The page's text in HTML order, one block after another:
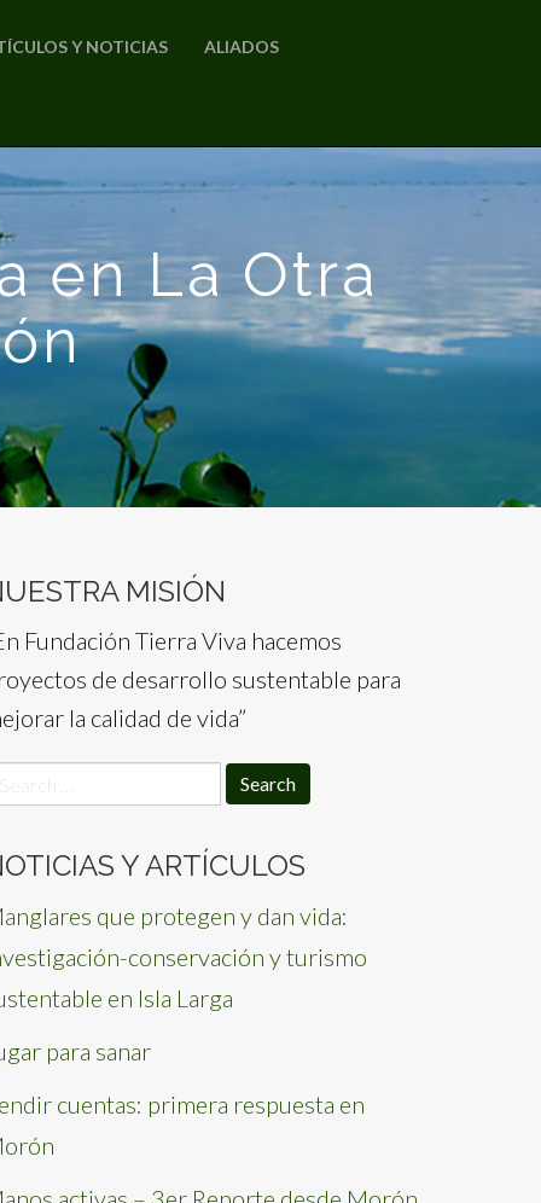
Y NOTICIAS ALIADOS
en La Otra
MISIÓN
Fundación Tierra Viva hacemos
de desarrollo sustentable para
la calidad de vida”
Y ARTÍCULOS
que protegen y dan vida:
conservación y turismo
en Isla Larga
para sanar
cuentas: primera respuesta en